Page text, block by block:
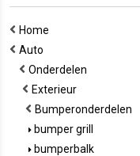
Home
Auto
Onderdelen
Exterieur
Bumperonderdelen
bumper grill
bumperbalk